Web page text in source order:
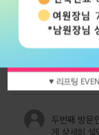
♥ 리프팅
08.04 화 목동점 임○진
강남점 최○영
두번째 방문
게 상세히 설